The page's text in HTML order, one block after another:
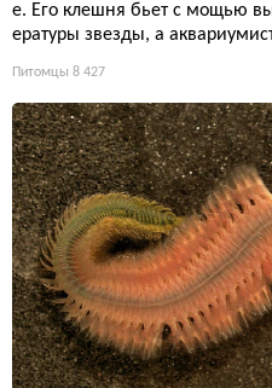
е. Его клешня бьет с мощью
ературы звезды, а
Питомцы 8 427